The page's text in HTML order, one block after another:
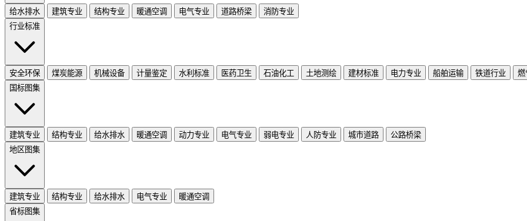
给水排水 建筑专业 结构专业 暖通空调 电气专业 道路桥梁
消防专业
行业标准
安全环保 煤炭能源 机械设备 计量鉴定 水利标准 医药卫生 石油化工 土地测绘 建材标准 电力专业 船舶运输 铁道行业
燃
国标图集
建筑专业 结构专业 给水排水 暖通空调 动力专业 电气专业 弱电专业 人防专业 城市道路
公路桥梁
地区图集
建筑专业 结构专业 给水排水 电气专业
暖通空调
省标图集